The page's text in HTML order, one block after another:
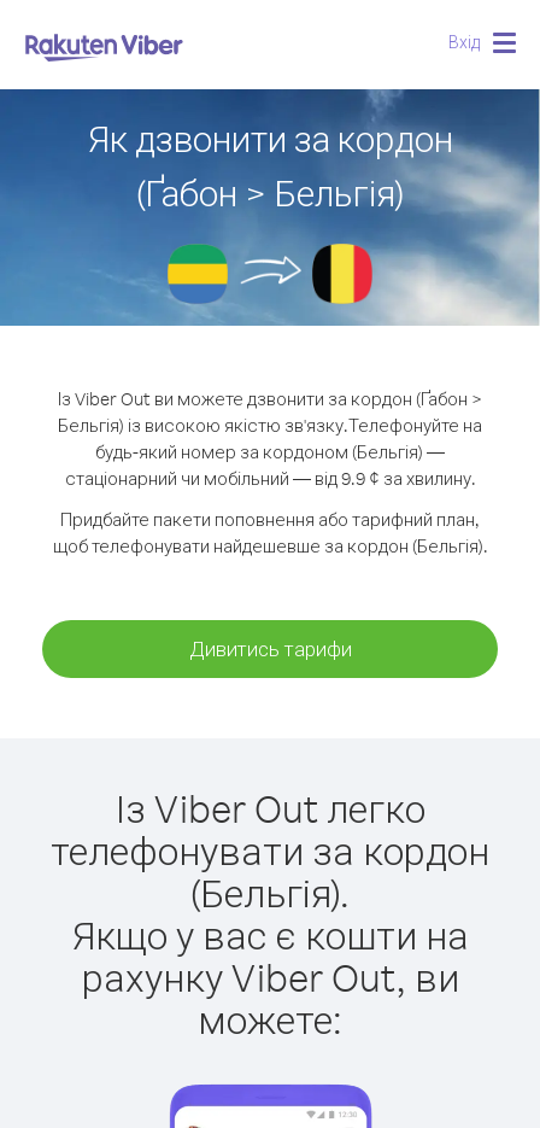
Вхід
Як дзвонити за кордон
(Ґабон > Бельгія)
Із Viber Out ви можете дзвонити за кордон (Ґабон >
Бельгія) із високою якістю зв'язку.Телефонуйте на
будь-який номер за кордоном (Бельгія) —
стаціонарний чи мобільний — від 9.9 ¢ за хвилину.
Придбайте пакети поповнення або тарифний план,
щоб телефонувати найдешевше за кордон (Бельгія).
Дивитись тарифи
Із Viber Out легко
телефонувати за кордон
(Бельгія).
Якщо у вас є кошти на
рахунку Viber Out, ви
можете: